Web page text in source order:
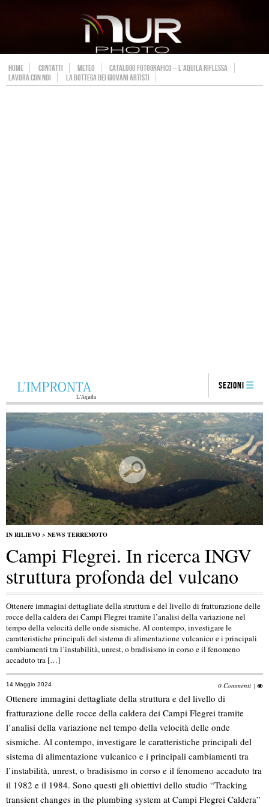
HOME CONTATTI METEO
CATALOGO FOTOGRAFICO – L’AQUILA RIFLESSA
LAVORA CON NOI
LA BOTTEGA DEI GIOVANI ARTISTI
Sezioni
IN RILIEVO > NEWS TERREMOTO
Campi Flegrei. In ricerca INGV
struttura profonda del vulcano
Ottenere immagini dettagliate della struttura e del livello di fratturazione delle
rocce della caldera dei Campi Flegrei tramite l’analisi della variazione nel
tempo della velocità delle onde sismiche. Al contempo, investigare le
caratteristiche principali del sistema di alimentazione vulcanico e i principali
cambiamenti tra l’instabilità, unrest, o bradisismo in corso e il fenomeno
accaduto tra […]
14 Maggio 2024 0 Commenti |
Ottenere immagini dettagliate della struttura e del livello di
fratturazione delle rocce della caldera dei Campi Flegrei tramite
l’analisi della variazione nel tempo della velocità delle onde
sismiche. Al contempo, investigare le caratteristiche principali del
sistema di alimentazione vulcanico e i principali cambiamenti tra
l’instabilità, unrest, o bradisismo in corso e il fenomeno accaduto tra
il 1982 e il 1984. Sono questi gli obiettivi dello studio “Tracking
transient changes in the plumbing system at Campi Flegrei Caldera”